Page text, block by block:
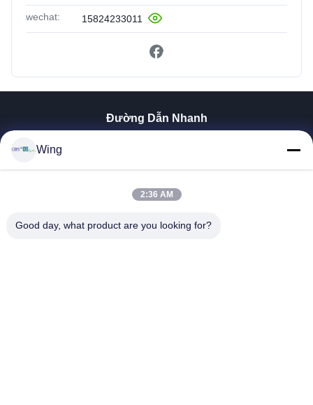
wechat: 15824233011
Đường Dẫn Nhanh
Trình Diễn VR
Chuyến Tham Quan Nhà Máy
Wing
2:36 AM
Good day, what product are you looking for?